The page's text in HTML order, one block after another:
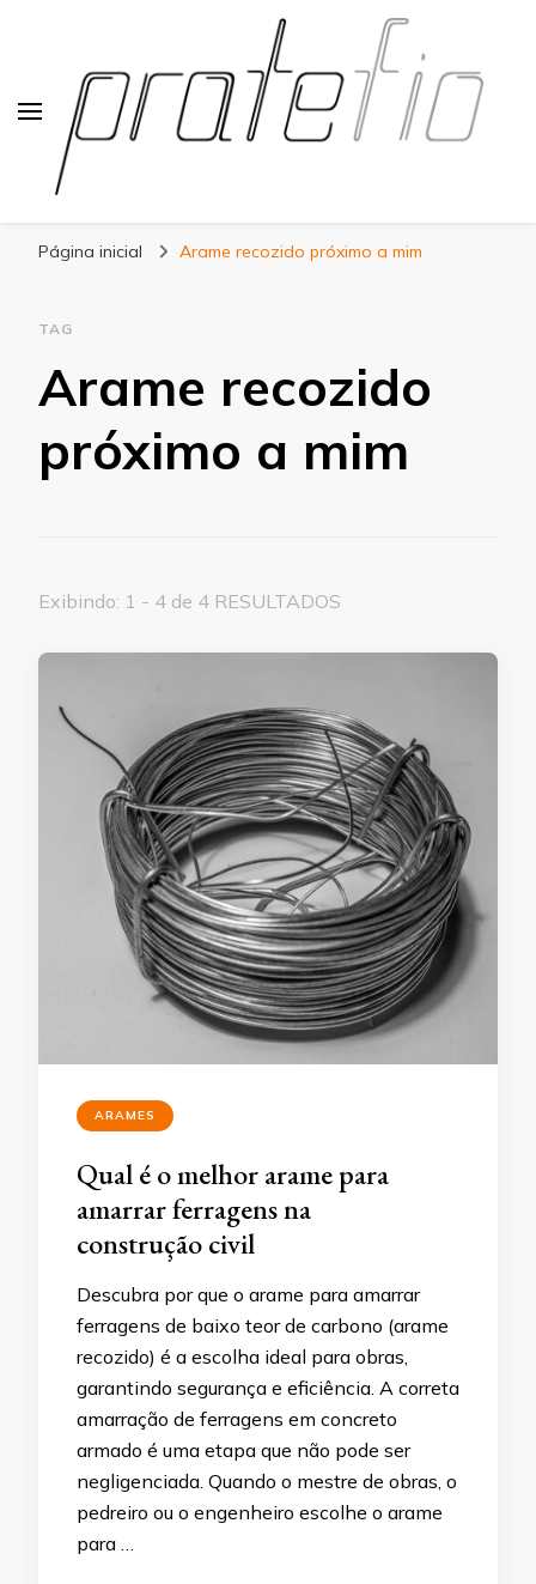
Página inicial Arame recozido próximo a mim
TAG
Arame recozido
próximo a mim
Exibindo: 1 - 4 de 4 RESULTADOS
ARAMES
Qual é o melhor arame para
amarrar ferragens na
construção civil
Descubra por que o arame para amarrar
ferragens de baixo teor de carbono (arame
recozido) é a escolha ideal para obras,
garantindo segurança e eficiência. A correta
amarração de ferragens em concreto
armado é uma etapa que não pode ser
negligenciada. Quando o mestre de obras, o
pedreiro ou o engenheiro escolhe o arame
para …